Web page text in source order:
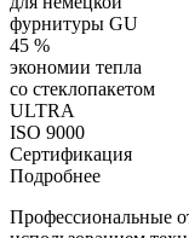
фурнитуры GU
45 %
экономии тепла
со стеклопакетом
ULTRA
ISO 9000
Сертификация
Подробнее
Профессиональные